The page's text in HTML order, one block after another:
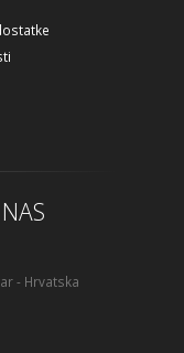
- Hrvatska